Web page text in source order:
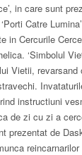
in care sunt
Catre
in Cercurile
‘Simbolul
Vietii, revarsand
instructiuni
de zi cu zi a
prezentat de
reincarnarilor